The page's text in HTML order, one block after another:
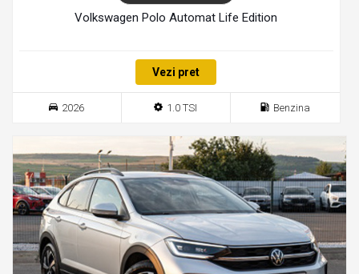
Volkswagen Polo Automat Life Edition
Vezi pret
2026 1.0 TSI Benzina